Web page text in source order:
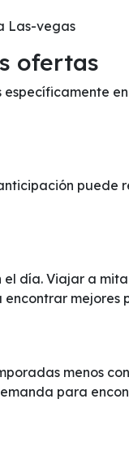
Las-vegas
ofertas
día. Viajar a
mejores
menos
para